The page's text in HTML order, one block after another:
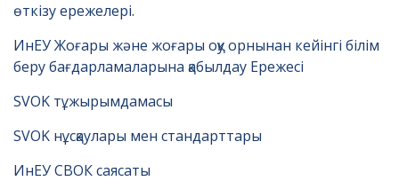
өткізу ережелері.
ИнЕУ Жоғары және жоғары оқу орнынан кейінгі білім
беру бағдарламаларына қабылдау Ережесі
SVOK тұжырымдамасы
SVOK нұсқаулары мен стандарттары
ИнЕУ СВОК саясаты